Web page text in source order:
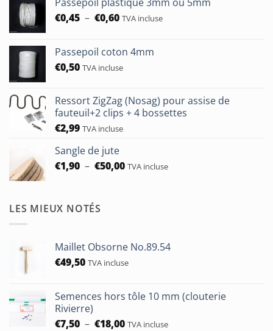
€0,45 – €0,60Plage
€0,45
à
TVA incluse
Passepoil coton 4mm
€0,50 TVA incluse
Ressort ZigZag (Nosag) pour assise de
fauteuil+2 clips + 4 bossettes
€2,99 TVA incluse
Sangle de jute
€1,90 – €50,00Plage
TVA incluse
LES MIEUX NOTÉS
Maillet Obsorne No.89.54
€49,50 TVA incluse
Semences hors tôle 10 mm (clouterie
Rivierre)
€7,50 – €18,00Plage
TVA incluse